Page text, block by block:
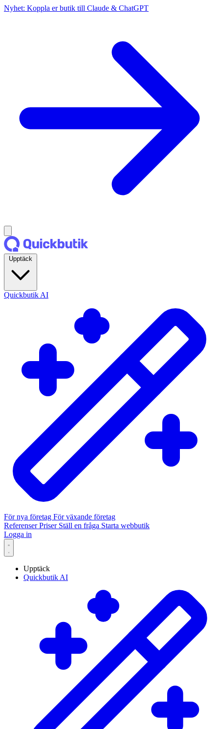
Nyhet: Koppla er butik till Claude & ChatGPT
Quickbutik AI
För nya företag För växande företag
ReferenserPriser Ställ en fråga Starta webbutik
Logga in
Upptäck
Quickbutik AI